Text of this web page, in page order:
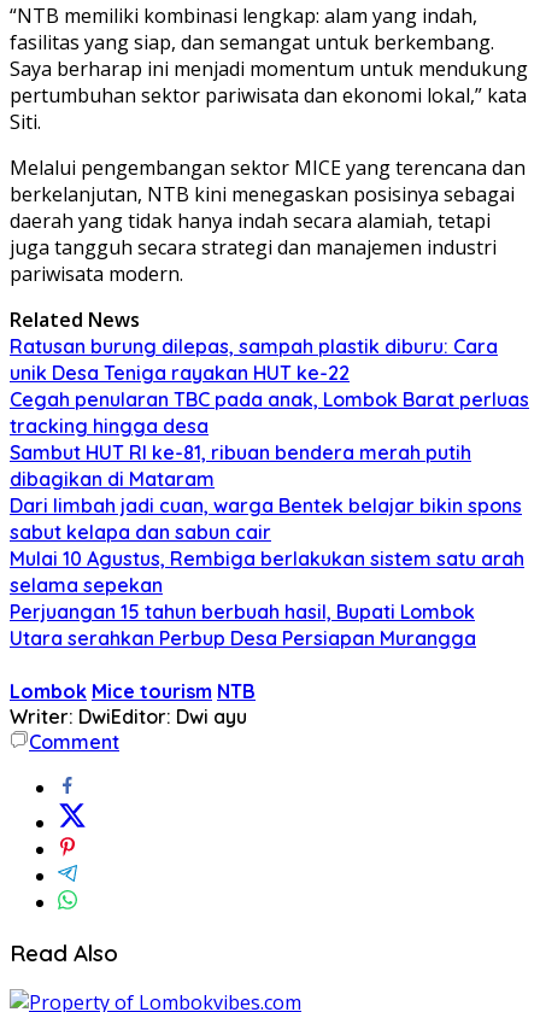
“NTB memiliki kombinasi lengkap: alam yang indah,
fasilitas yang siap, dan semangat untuk berkembang.
Saya berharap ini menjadi momentum untuk mendukung
pertumbuhan sektor pariwisata dan ekonomi lokal,” kata
Siti.
Melalui pengembangan sektor MICE yang terencana dan
berkelanjutan, NTB kini menegaskan posisinya sebagai
daerah yang tidak hanya indah secara alamiah, tetapi
juga tangguh secara strategi dan manajemen industri
pariwisata modern.
Related News
Ratusan burung dilepas, sampah plastik diburu: Cara
unik Desa Teniga rayakan HUT ke-22
Cegah penularan TBC pada anak, Lombok Barat perluas
tracking hingga desa
Sambut HUT RI ke-81, ribuan bendera merah putih
dibagikan di Mataram
Dari limbah jadi cuan, warga Bentek belajar bikin spons
sabut kelapa dan sabun cair
Mulai 10 Agustus, Rembiga berlakukan sistem satu arah
selama sepekan
Perjuangan 15 tahun berbuah hasil, Bupati Lombok
Utara serahkan Perbup Desa Persiapan Murangga
Lombok Mice tourism NTB
Writer: DwiEditor: Dwi ayu
Comment
Read Also